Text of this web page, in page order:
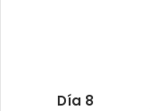
Día 8